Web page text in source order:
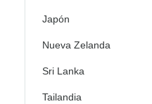
Japón
Nueva Zelanda
Sri Lanka
Tailandia